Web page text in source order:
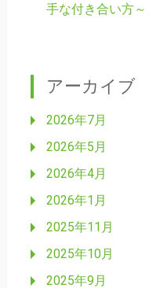
手な付き合い方～
アーカイブ
2026年7月
2026年5月
2026年4月
2026年1月
2025年11月
2025年10月
2025年9月